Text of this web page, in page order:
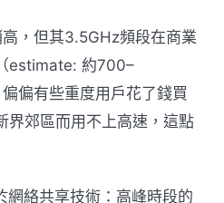
，但其3.5GHz頻段在商業
estimate: 約700–
偏有些重度用戶花了錢買
界郊區而用不上高速，這點
網絡共享技術：高峰時段的